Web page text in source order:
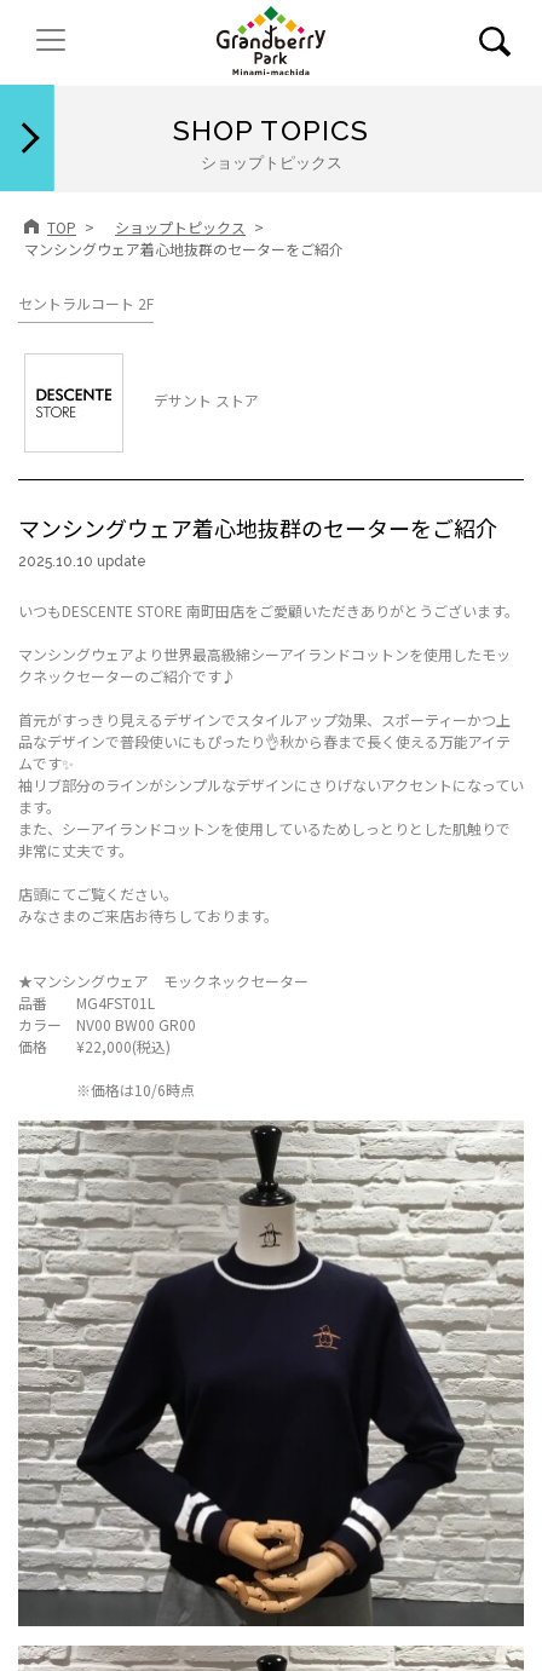
SHOP TOPICS
ショップトピックス
TOP
ショップトピックス
マンシングウェア着心地抜群のセーターをご紹介
セントラルコート 2F
デサント ストア
マンシングウェア着心地抜群のセーターをご紹介
2025.10.10 update
いつもDESCENTE STORE 南町田店をご愛顧いただきありがとうございます。
マンシングウェアより世界最高級綿シーアイランドコットンを使用したモッ
クネックセーターのご紹介です♪
首元がすっきり見えるデザインでスタイルアップ効果、スポーティーかつ上
品なデザインで普段使いにもぴったり👌秋から春まで長く使える万能アイテ
ムです✨
袖リブ部分のラインがシンプルなデザインにさりげないアクセントになってい
ます。
また、シーアイランドコットンを使用しているためしっとりとした肌触りで
非常に丈夫です。
店頭にてご覧ください。
みなさまのご来店お待ちしております。
★マンシングウェア モックネックセーター
品番 MG4FST01L
カラー NV00 BW00 GR00
価格 ¥22,000(税込)
※価格は10/6時点
閉じる